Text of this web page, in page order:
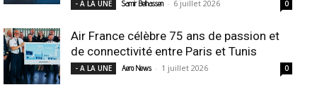
- A LA UNE Samir Belhassen - 6 juillet 2026 0
Air France célèbre 75 ans de passion et
de connectivité entre Paris et Tunis
- A LA UNE Aero News - 1 juillet 2026 0